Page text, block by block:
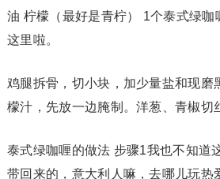
油 柠檬（最好是青柠） 1个泰式绿咖
这里啦。
鸡腿拆骨，切小块，加少量盐和现磨
檬汁，先放一边腌制。洋葱、青椒切
泰式绿咖喱的做法 步骤1我也不知道
带回来的，意大利人嘛，去哪儿玩热